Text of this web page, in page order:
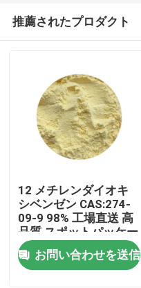
推薦されたプロダクト
12 メチレンダイオキ
シベンゼン CAS:274-
09-9 98% 工場直送 高
品質 スポットパッケー
ジ
お問い合わせを送信